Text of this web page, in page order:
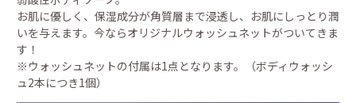
お肌に優しく、保湿成分が角質層まで浸透し、お肌にしっとり潤
いを与えます。今ならオリジナルウォッシュネットがついてきま
す！
※ウォッシュネットの付属は1点となります。（ボディウォッシ
ュ2本につき1個）